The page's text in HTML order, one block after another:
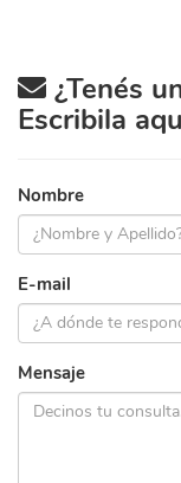
¿Tenés
Escribila
Nombre
E-mail
Mensaje